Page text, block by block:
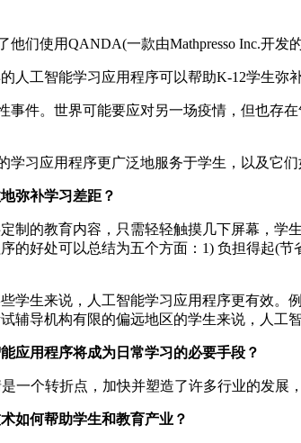
们使用QANDA(一款由Mathpresso Inc.开发
人工智能学习应用程序可以帮助K-12学生
件。世界可能要应对另一场疫情，但也存
习应用程序更广泛地服务于学生，以及它们
弥补学习差距？
制的教育内容，只需轻轻触摸几下屏幕，
的好处可以总结为五个方面：1) 负担得起(
学生来说，人工智能学习应用程序更有效
辅导机构有限的偏远地区的学生来说，人工
应用程序将成为日常学习的必要手段？
一个转折点，加快并塑造了许多行业的发展
如何帮助学生和教育产业？